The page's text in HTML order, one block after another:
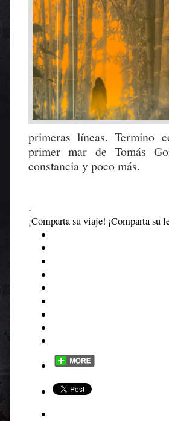
primeras líneas. Termino
primer mar de Tomás
constancia y poco más.
.
¡Comparta su viaje! ¡Comparta su